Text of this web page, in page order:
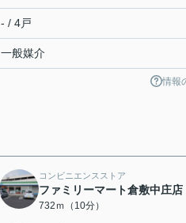
- / 4戸
一般媒介
情報
コンビニエンスストア
ファミリーマート倉敷中庄店
732ｍ（10分）